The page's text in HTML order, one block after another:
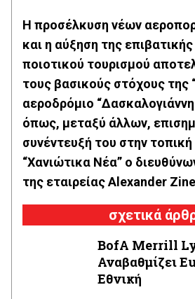
Η προσέλκυση νέων
και η αύξηση της
ποιοτικού τουρισμού
τους βασικούς στόχους της
αεροδρόμιο
όπως, μεταξύ άλλων,
συνέντευξή του στην
“Χανιώτικα Νέα” ο
της εταιρείας Alexander
σχετικά
BofA Μerrill
Αναβαθμίζει
Εθνική